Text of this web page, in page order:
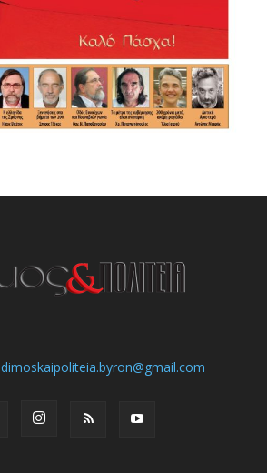
dimoskaipoliteia.byron@gmail.com